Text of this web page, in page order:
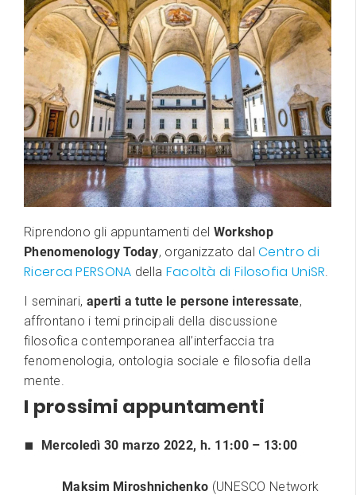
Riprendono gli appuntamenti del Workshop
Phenomenology Today, organizzato dalCentro di
Ricerca PERSONA della Facoltà di Filosofia UniSR
I seminari, aperti a tutte le persone interessate,
affrontano i temi principali della discussione
filosofica contemporanea all’interfaccia tra
fenomenologia, ontologia sociale e filosofia della
mente.
I prossimi appuntamenti
Mercoledì 30 marzo 2022, h. 11:00 – 13:00
Maksim Miroshnichenko (UNESCO Network